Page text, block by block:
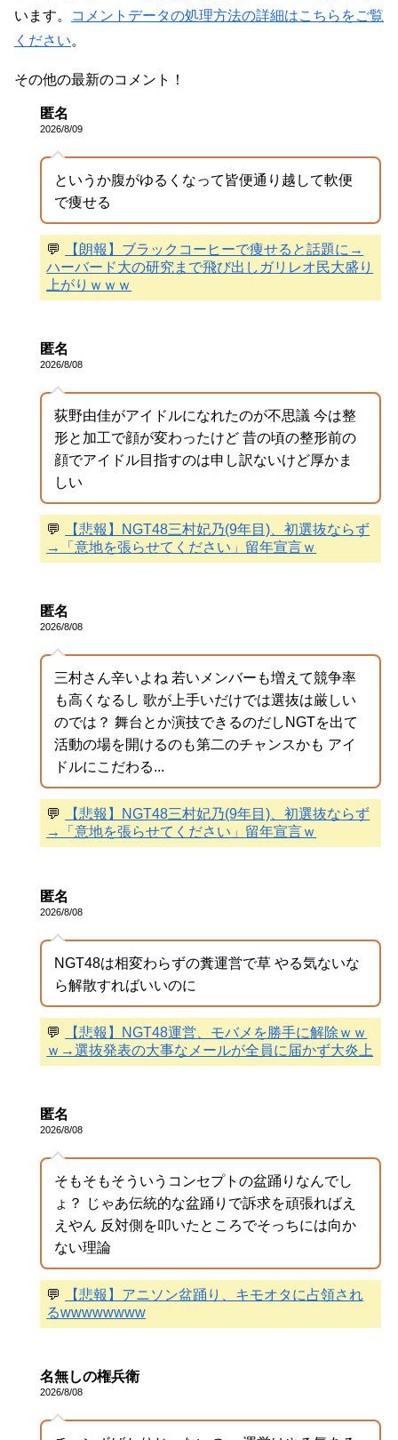
います。
コメントデータの処理方法の詳細はこちらをご覧
ください。
その他の最新のコメント！
匿名
2026/8/09
というか腹がゆるくなって皆便通り越して軟便
で痩せる
💬
【朗報】ブラックコーヒーで痩せると話題に→
ハーバード大の研究まで飛び出しガリレオ民大盛り
上がりｗｗｗ
匿名
2026/8/08
荻野由佳がアイドルになれたのが不思議 今は整
形と加工で顔が変わったけど 昔の頃の整形前の
顔でアイドル目指すのは申し訳ないけど厚かま
しい
💬
【悲報】NGT48三村妃乃(9年目)、初選抜ならず
→「意地を張らせてください」留年宣言ｗ
匿名
2026/8/08
三村さん辛いよね 若いメンバーも増えて競争率
も高くなるし 歌が上手いだけでは選抜は厳しい
のでは？ 舞台とか演技できるのだしNGTを出て
活動の場を開けるのも第二のチャンスかも アイ
ドルにこだわる...
💬
【悲報】NGT48三村妃乃(9年目)、初選抜ならず
→「意地を張らせてください」留年宣言ｗ
匿名
2026/8/08
NGT48は相変わらずの糞運営で草 やる気ないな
ら解散すればいいのに
💬
【悲報】NGT48運営、モバメを勝手に解除ｗｗ
ｗ→選抜発表の大事なメールが全員に届かず大炎上
匿名
2026/8/08
そもそもそういうコンセプトの盆踊りなんでし
ょ？ じゃあ伝統的な盆踊りで訴求を頑張ればえ
えやん 反対側を叩いたところでそっちには向か
ない理論
💬
【悲報】アニソン盆踊り、キモオタに占領され
るwwwwwwww
名無しの権兵衛
2026/8/08